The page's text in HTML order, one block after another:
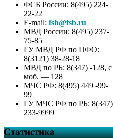
ФСБ России: 8(495) 224-
22-22
E-mail: fsb@fsb.ru
МВД России: 8(495) 237-
75-85
ГУ МВД РФ по ПФО:
8(3121) 38-28-18
МВД по РБ: 8(347) -128, с
моб. — 128
МЧС РФ: 8(495) 449 -99-
99
ГУ МЧС РФ по РБ: 8(347)
233-9999
Статистика